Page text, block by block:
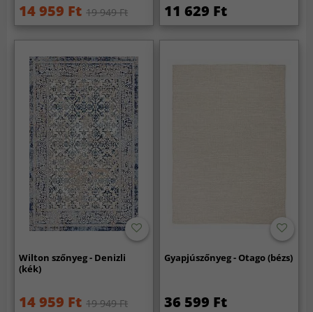
14 959 Ft 19 949 Ft 11 629 Ft
Wilton szőnyeg - Denizli
(kék)
14 959 Ft 19 949 Ft
Gyapjúszőnyeg - Otago (bézs)
36 599 Ft